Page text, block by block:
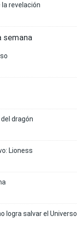
la revelación
semana
dragón
Lioness
logra salvar el Universo